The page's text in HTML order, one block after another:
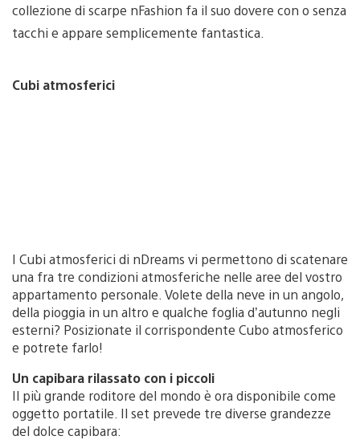
collezione di scarpe nFashion fa il suo dovere con o senza
tacchi e appare semplicemente fantastica.
Cubi atmosferici
I Cubi atmosferici di nDreams vi permettono di scatenare
una fra tre condizioni atmosferiche nelle aree del vostro
appartamento personale. Volete della neve in un angolo,
della pioggia in un altro e qualche foglia d’autunno negli
esterni? Posizionate il corrispondente Cubo atmosferico
e potrete farlo!
Un capibara rilassato con i piccoli
Il più grande roditore del mondo è ora disponibile come
oggetto portatile. Il set prevede tre diverse grandezze
del dolce capibara: